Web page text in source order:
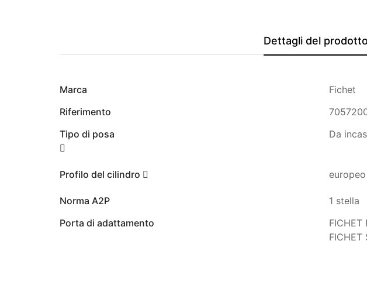
Dettagli del prodotto
Marca
Fichet
Riferimento
Tipo di posa
Da
Profilo del cilindro europeo
Norma A2P
1 stella
Porta di adattamento
FICHET
FICHET